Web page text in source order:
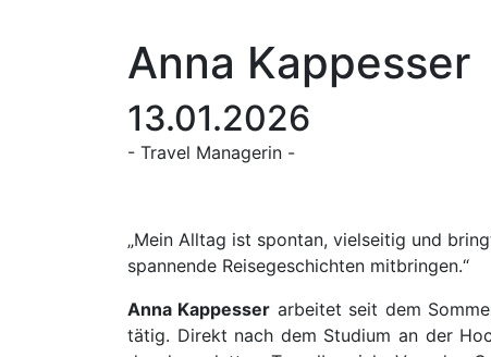
Anna Kappesser
13.01.2026
- Travel Managerin -
„Mein Alltag ist spontan, vielseitig und
spannende Reisegeschichten mitbringen.“
Anna Kappesser arbeitet seit dem
tätig. Direkt nach dem Studium an der